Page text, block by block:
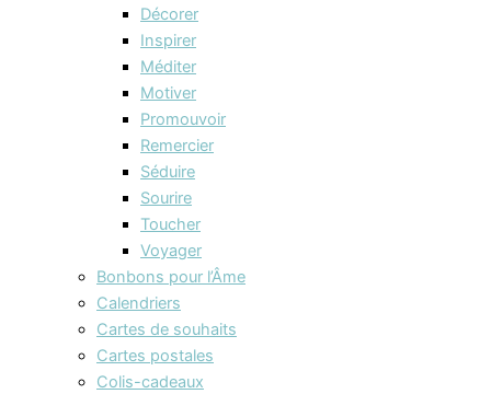
Décorer
Inspirer
Méditer
Motiver
Promouvoir
Remercier
Séduire
Sourire
Toucher
Voyager
Bonbons pour l’Âme
Calendriers
Cartes de souhaits
Cartes postales
Colis-cadeaux